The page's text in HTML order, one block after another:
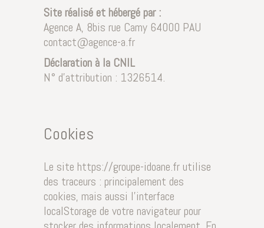
Site réalisé et hébergé par :
Agence A, 8bis rue Camy 64000 PAU
contact@agence-a.fr
Déclaration à la CNIL
N° d’attribution : 1326514.
Cookies
Le site https://groupe-idoane.fr utilise
des traceurs : principalement des
cookies, mais aussi l’interface
localStorage de votre navigateur pour